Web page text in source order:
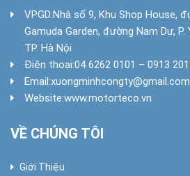
VPGD:Nhà số 9, Khu Shop House,
Gamuda Garden, đường Nam Dư, P.
TP. Hà Nội
Điện thoại:04 6262 0101 – 0913
Email:xuongminhcongty@gmail.com
Website:www.motorteco.vn
VỀ CHÚNG TÔI
Giới Thiệu